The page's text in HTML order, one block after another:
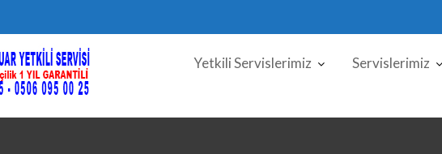
Yetkili Servislerimiz Servislerimiz